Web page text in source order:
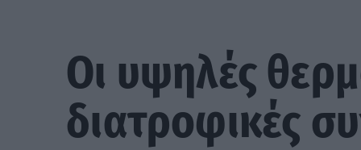
Οι υψηλές
διατροφικές